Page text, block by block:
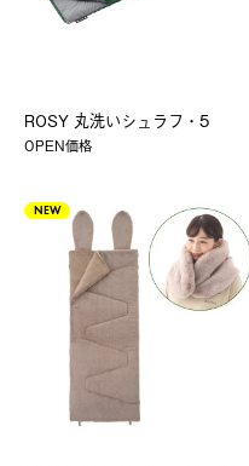
ROSY 丸洗いシュラフ・5
OPEN価格
NEW